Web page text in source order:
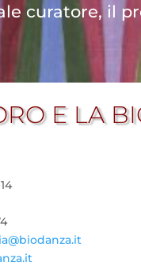
curatore, il
E LA